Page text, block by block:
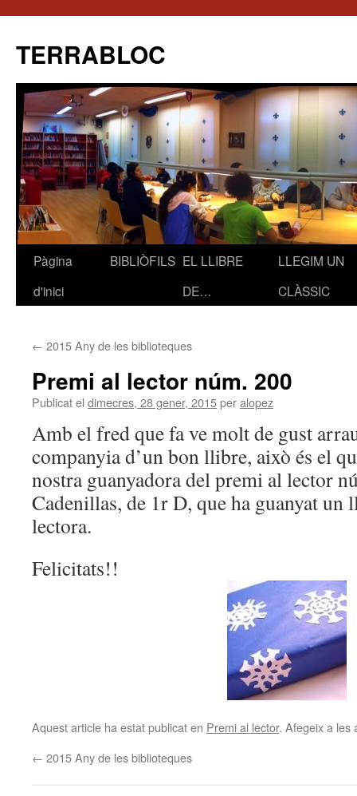
TERRABLOC
Vés
Pàgina
d'inici
BIBLIÒFILS EL LLIBRE
DE…
LLEGIM UN
CLÀSSIC
← 2015 Any de les biblioteques
Premi al lector núm. 200
Publicat el dimecres, 28 gener, 2015peralopez
Amb el fred que fa ve molt de gust
companyia d’un bon llibre, això és el
nostra guanyadora del premi al lector
Cadenillas, de 1r D, que ha guanyat un
lectora.
Felicitats!!
Aquest article ha estat publicat en Premi al lector. Afegeix a les
← 2015 Any de les biblioteques